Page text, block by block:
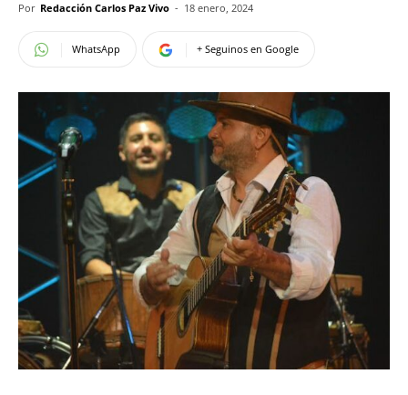
Por Redacción Carlos Paz Vivo - 18 enero, 2024
WhatsApp + Seguinos en Google